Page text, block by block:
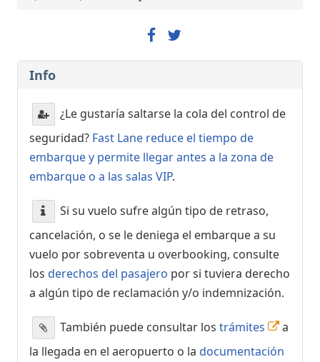
Info
¿Le gustaría saltarse la cola del control de
seguridad? Fast Lane reduce el tiempo de
embarque y permite llegar antes a la zona de
embarque o a las salas VIP.
Si su vuelo sufre algún tipo de retraso,
cancelación, o se le deniega el embarque a su
vuelo por sobreventa u overbooking, consulte
los derechos del pasajero por si tuviera derecho
a algún tipo de reclamación y/o indemnización.
También puede consultar los trámites
a
la llegada en el aeropuerto o la documentación